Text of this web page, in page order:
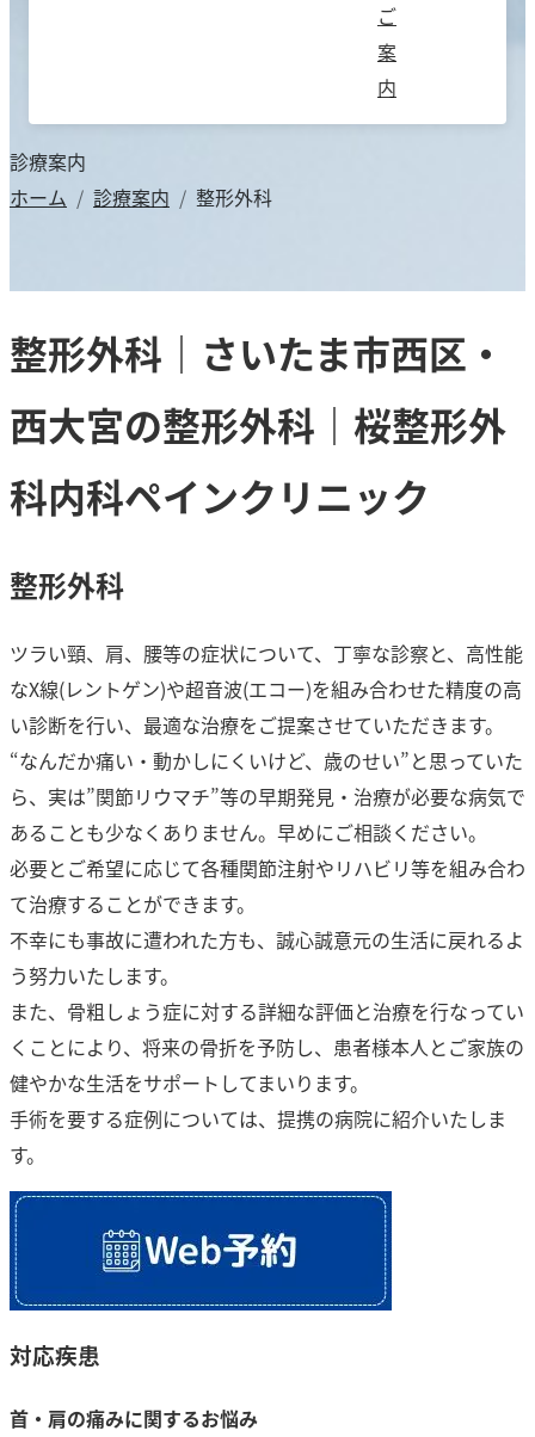
ご
案
内
診療案内
ホーム
診療案内 整形外科
整形外科｜さいたま市西区・
西大宮の整形外科｜桜整形外
科内科ペインクリニック
整形外科
ツラい頸、肩、腰等の症状について、丁寧な診察と、高性能
なX線(レントゲン)や超音波(エコー)を組み合わせた精度の高
い診断を行い、最適な治療をご提案させていただきます。
“なんだか痛い・動かしにくいけど、歳のせい”と思っていた
ら、実は”関節リウマチ”等の早期発見・治療が必要な病気で
あることも少なくありません。早めにご相談ください。
必要とご希望に応じて各種関節注射やリハビリ等を組み合わ
て治療することができます。
不幸にも事故に遭われた方も、誠心誠意元の生活に戻れるよ
う努力いたします。
また、骨粗しょう症に対する詳細な評価と治療を行なってい
くことにより、将来の骨折を予防し、患者様本人とご家族の
健やかな生活をサポートしてまいります。
手術を要する症例については、提携の病院に紹介いたしま
す。
対応疾患
首・肩の痛みに関するお悩み